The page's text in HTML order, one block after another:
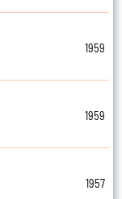
1959
1959
1957